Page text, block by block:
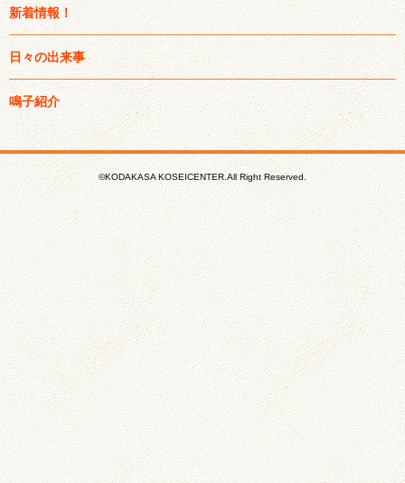
新着情報！
日々の出来事
鳴子紹介
©KODAKASA KOSEICENTER.All Right Reserved.